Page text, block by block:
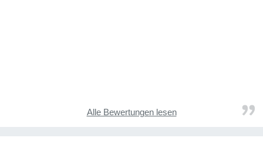
Alle Bewertungen lesen